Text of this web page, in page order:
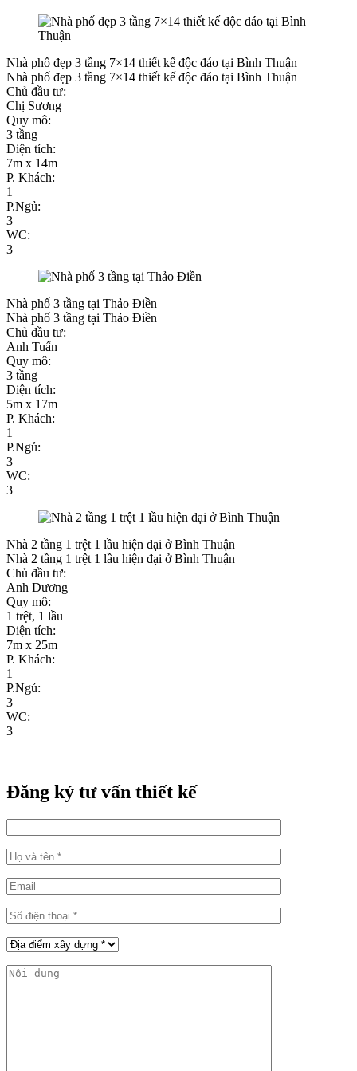
Nhà phố đẹp 3 tầng 7×14 thiết kế độc đáo tại Bình Thuận
Nhà phố đẹp 3 tầng 7×14 thiết kế độc đáo tại Bình Thuận
Chủ đầu tư:
Chị Sương
Quy mô:
3 tầng
Diện tích:
7m x 14m
P. Khách:
1
P.Ngủ:
3
WC:
3
Nhà phố 3 tầng tại Thảo Điền
Nhà phố 3 tầng tại Thảo Điền
Chủ đầu tư:
Anh Tuấn
Quy mô:
3 tầng
Diện tích:
5m x 17m
P. Khách:
1
P.Ngủ:
3
WC:
3
Nhà 2 tầng 1 trệt 1 lầu hiện đại ở Bình Thuận
Nhà 2 tầng 1 trệt 1 lầu hiện đại ở Bình Thuận
Chủ đầu tư:
Anh Dương
Quy mô:
1 trệt, 1 lầu
Diện tích:
7m x 25m
P. Khách:
1
P.Ngủ:
3
WC:
3
Đăng ký tư vấn thiết kế